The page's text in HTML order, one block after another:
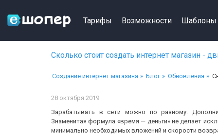
Тарифы Возможности Шаблоны
Сколько стоит создать интернет магазин -
Создание интернет магазина Блог Обновления
28 октября 2019
Зарабатывать в сети можно по разному.
Знаменитая формула «время — деньги» не делает
минимально необходимых вложений и скорости